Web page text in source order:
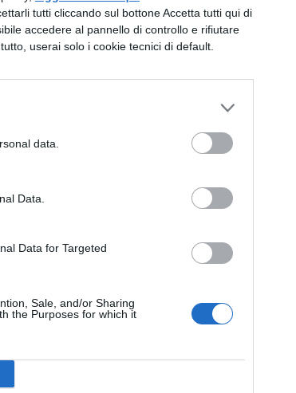
tutti cliccando sul bottone Accetta tutti qui di
accedere al pannello di controllo e rifiutare
userai solo i cookie tecnici di default.
data.
Data.
Data for Targeted
Sale, and/or Sharing
the Purposes for which it
fino al successo
alLive Aidcon una
l’evento.
anche
di Freddie Mercury
la vita di Freddie
Freddie Mercury
Queen